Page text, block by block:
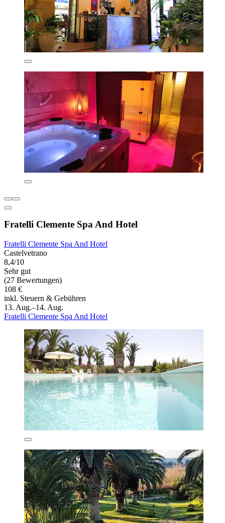
Fratelli Clemente Spa And Hotel
Fratelli Clemente Spa And Hotel
Castelvetrano
8,4/10
Sehr gut
(27 Bewertungen)
108 €
inkl. Steuern & Gebühren
13. Aug.–14. Aug.
Fratelli Clemente Spa And Hotel